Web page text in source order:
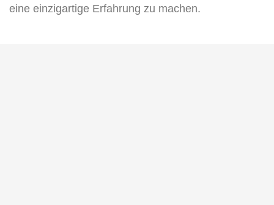
eine einzigartige Erfahrung zu machen.